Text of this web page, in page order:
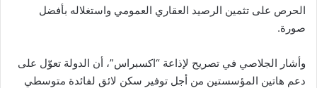
الحرص على تثمين الرصيد العقاري العمومي واستغلاله بأفضل
صورة.
وأشار الجلاصي في تصريح لإذاعة “اكسبراس”، أن الدولة تعوّل على
دعم هاتين المؤسستين من أجل توفير سكن لائق لفائدة متوسطي